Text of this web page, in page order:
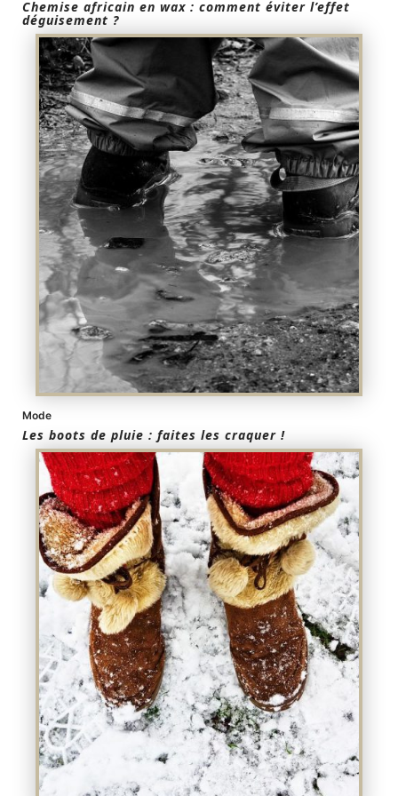
Chemise africain en wax : comment éviter l’effet
déguisement ?
Mode
Les boots de pluie : faites les craquer !